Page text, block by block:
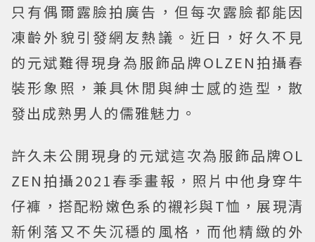
只有偶爾露臉拍廣告，但每次露臉都能因
凍齡外貌引發網友熱議。近日，好久不見
的元斌難得現身為服飾品牌OLZEN拍攝春
裝形象照，兼具休閒與紳士感的造型，散
發出成熟男人的儒雅魅力。
許久未公開現身的元斌這次為服飾品牌OL
ZEN拍攝2021春季畫報，照片中他身穿牛
仔褲，搭配粉嫩色系的襯衫與T恤，展現清
新俐落又不失沉穩的風格，而他精緻的外